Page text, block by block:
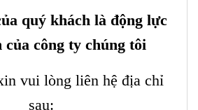
quý khách là động lực
công ty chúng tôi
vui lòng liên hệ địa chỉ
sau: